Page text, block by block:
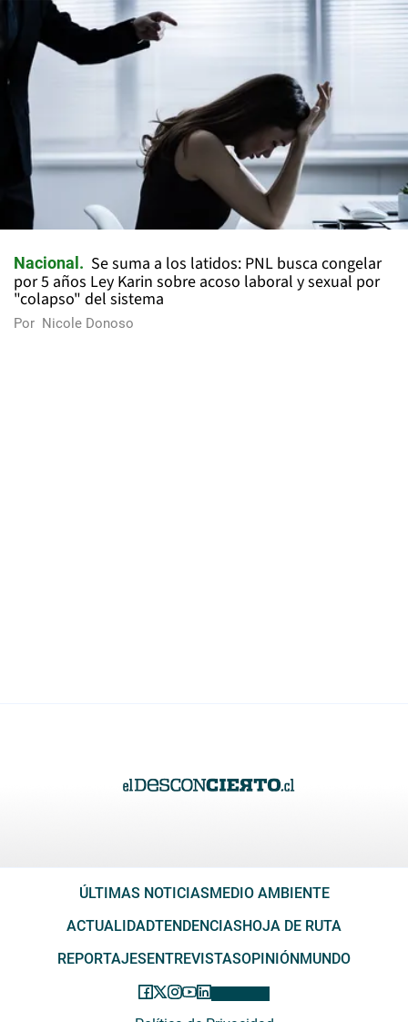
Nacional
Se suma a los latidos: PNL busca congelar
por 5 años Ley Karin sobre acoso laboral y sexual por
"colapso" del sistema
Por Nicole Donoso
ÚLTIMAS NOTICIAS MEDIO AMBIENTE
ACTUALIDADTENDENCIAS HOJA DE RUTA
REPORTAJES ENTREVISTASOPINIÓN MUNDO